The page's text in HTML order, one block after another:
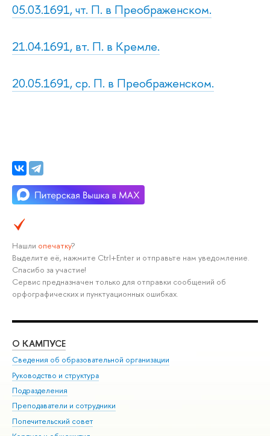
05.03.1691, чт. П. в Преображенском.
21.04.1691, вт. П. в Кремле.
20.05.1691, ср. П. в Преображенском.
Нашли опечатку?
Выделите её, нажмите Ctrl+Enter и отправьте нам уведомление.
Спасибо за участие!
Сервис предназначен только для отправки сообщений об
орфографических и пунктуационных ошибках.
О КАМПУСЕ
Сведения об образовательной организации
Руководство и структура
Подразделения
Преподаватели и сотрудники
Попечительский совет